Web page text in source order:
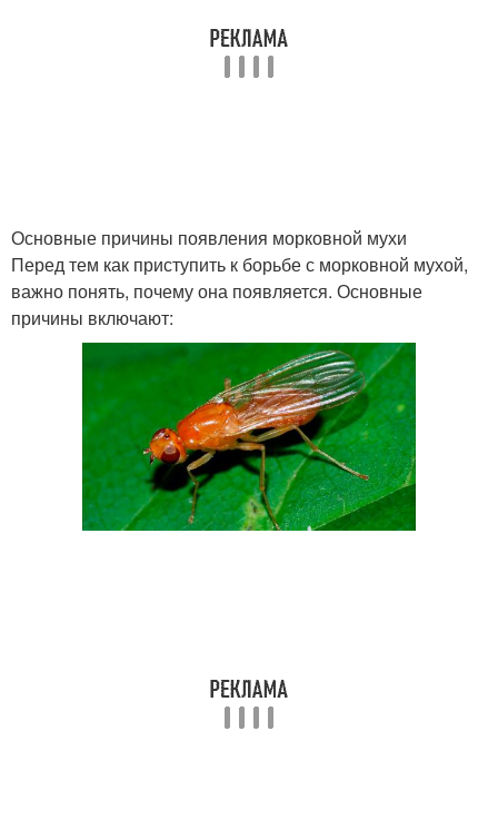
Основные причины появления морковной мухи
Перед тем как приступить к борьбе с морковной мухой,
важно понять, почему она появляется. Основные
причины включают: